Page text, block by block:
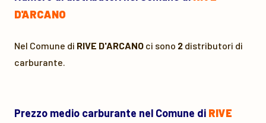
D'ARCANO
Nel Comune di RIVE D'ARCANO ci sono 2 distributori di
carburante.
Prezzo medio carburante nel Comune di RIVE